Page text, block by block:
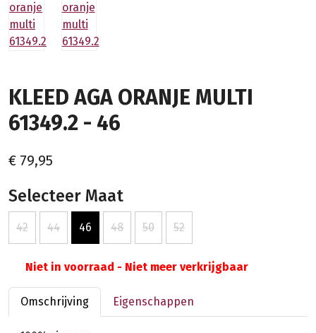
KLEED AGA ORANJE MULTI
61349.2 - 46
€ 79,95
Selecteer Maat
42 44 46 48 50 52
Niet in voorraad - Niet meer verkrijgbaar
Omschrijving Eigenschappen